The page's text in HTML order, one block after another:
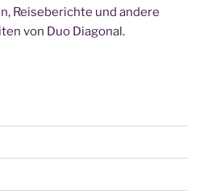
Reiseberichte und andere
von Duo Diagonal.